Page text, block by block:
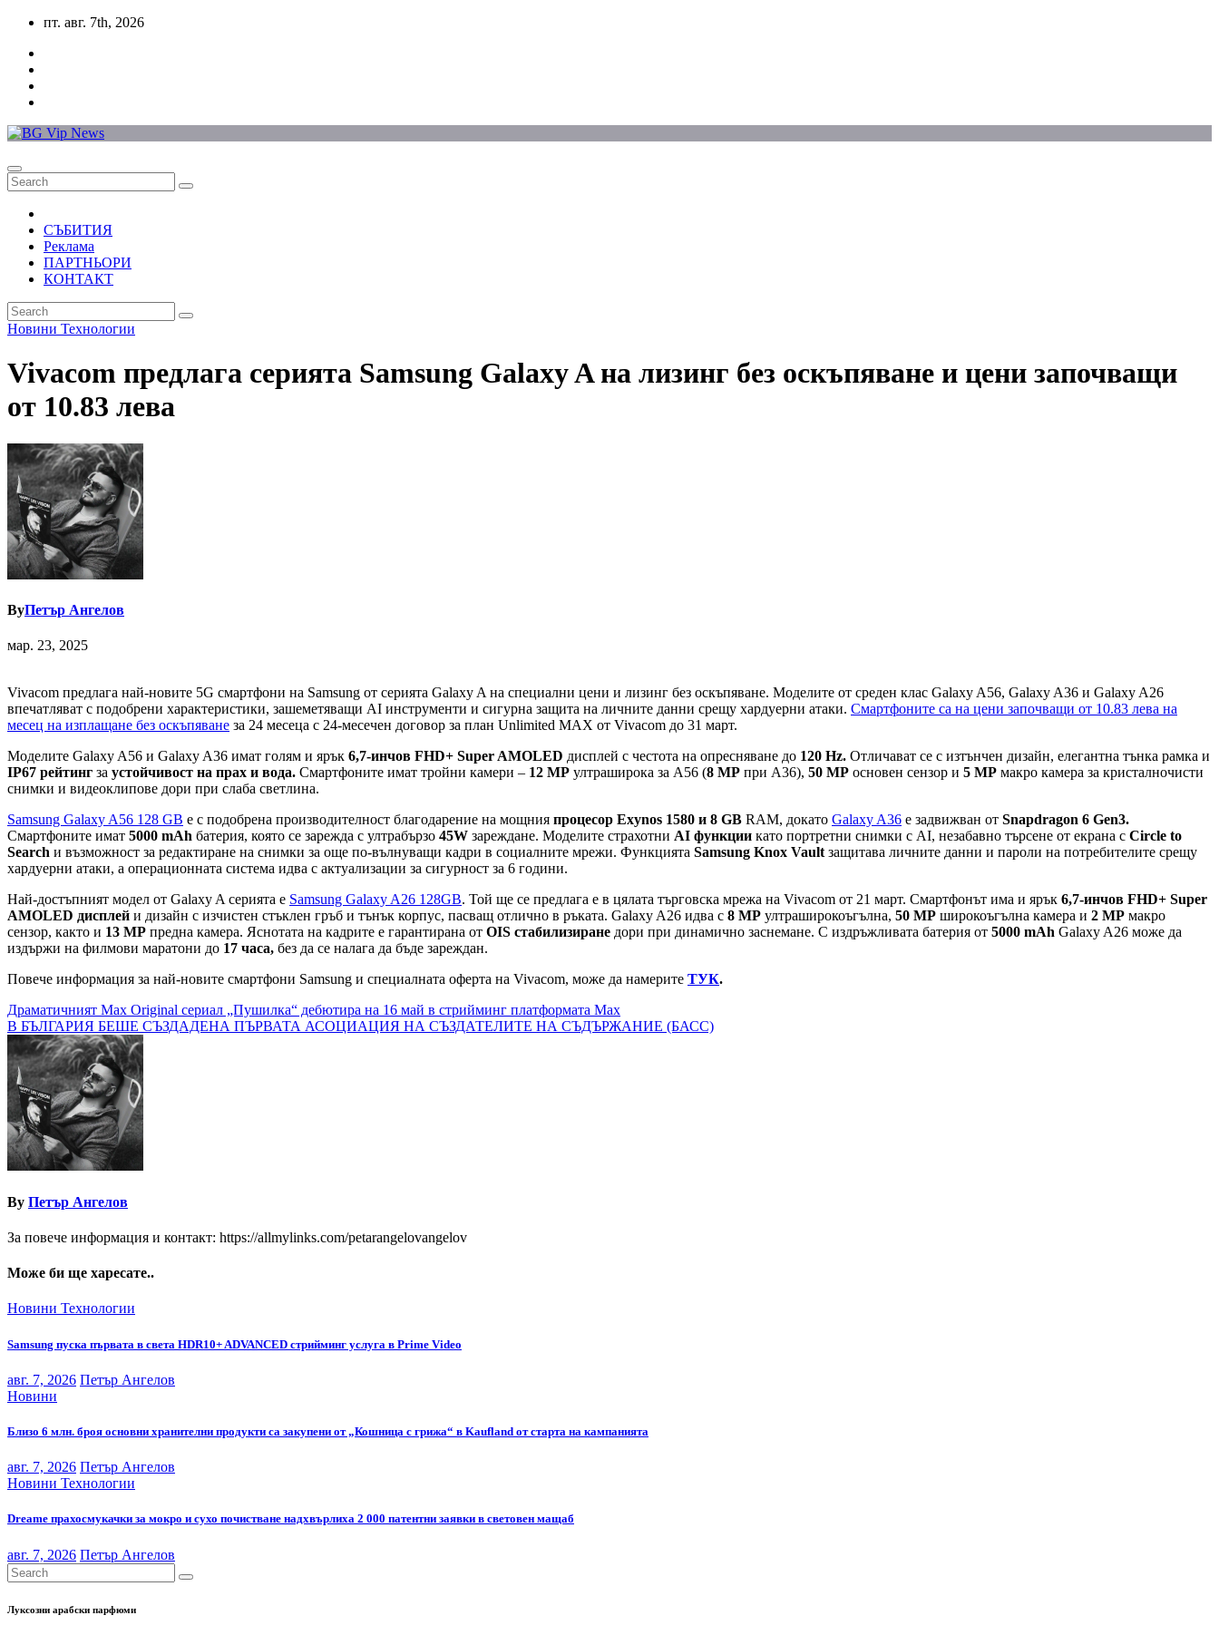
Skip
content
пт. авг. 7th, 2026
СЪБИТИЯ
Реклама
ПАРТНЬОРИ
КОНТАКТ
Новини Технологии
Vivacom предлага серията Samsung Galaxy A на лизинг без оскъпяване и цени започващи
от 10.83 лева
ByПетър Ангелов
мар. 23, 2025
Vivacom предлага най-новите 5G смартфони на Samsung от серията Galaxy A на специални цени и лизинг без оскъпяване. Моделите от среден клас Galaxy A56, Galaxy A36 и Galaxy A26
впечатляват с подобрени характеристики, зашеметяващи AI инструменти и сигурна защита на личните данни срещу хардуерни атаки. Смартфоните са на цени започващи от 10.83 лева на
месец на изплащане без оскъпяване за 24 месеца с 24-месечен договор за план Unlimited MAX от Vivacom до 31 март.
Моделите Galaxy A56 и Galaxy A36 имат голям и ярък 6,7-инчов FHD+ Super AMOLED дисплей с честота на опресняване до 120 Hz. Отличават се с изтънчен дизайн, елегантна тънка рамка и
IP67 рейтинг за устойчивост на прах и вода. Смартфоните имат тройни камери – 12 МР ултраширока за A56 (8 MP при A36), 50 МР основен сензор и 5 МР макро камера за кристалночисти
снимки и видеоклипове дори при слаба светлина.
Samsung Galaxy A56 128 GB е с подобрена производителност благодарение на мощния процесор Exynos 1580 и 8 GB RAM, докато Galaxy A36 е задвижван от Snapdragon 6 Gen3.
Смартфоните имат 5000 mAh батерия, която се зарежда с ултрабързо 45W зареждане. Моделите страхотни AI функции като портретни снимки с AI, незабавно търсене от екрана с Circle to
Search и възможност за редактиране на снимки за още по-вълнуващи кадри в социалните мрежи. Функцията Samsung Knox Vaultзащитава личните данни и пароли на потребителите срещу
хардуерни атаки, а операционната система идва с актуализации за сигурност за 6 години.
Най-достъпният модел от Galaxy A серията е Samsung Galaxy A26 128GB. Той ще се предлага е в цялата търговска мрежа на Vivacom от 21 март. Смартфонът има и ярък 6,7-инчов FHD+ Super
AMOLED дисплей и дизайн с изчистен стъклен гръб и тънък корпус, пасващ отлично в ръката. Galaxy A26 идва с 8 МР ултраширокоъгълна, 50 МР широкоъгълна камера и 2 МР макро
сензор, както и 13 МР предна камера. Яснотата на кадрите е гарантирана от OIS стабилизиране дори при динамично заснемане. С издръжливата батерия от 5000 mAh Galaxy A26 може да
издържи на филмови маратони до 17 часа, без да се налага да бъде зареждан.
Повече информация за най-новите смартфони Samsung и специалната оферта на Vivacom, може да намерите ТУК.
Навигация
Драматичният Max Original сериал „Пушилка“ дебютира на 16 май в стрийминг платформата Max
В БЪЛГАРИЯ БЕШЕ СЪЗДАДЕНА ПЪРВАТА АСОЦИАЦИЯ НА СЪЗДАТЕЛИТЕ НА СЪДЪРЖАНИЕ (БАСС)
By Петър Ангелов
За повече информация и контакт: https://allmylinks.com/petarangelovangelov
Може би ще харесате..
Новини Технологии
Samsung пуска първата в света HDR10+ ADVANCED стрийминг услуга в Prime Video
авг. 7, 2026 Петър Ангелов
Новини
Близо 6 млн. броя основни хранителни продукти са закупени от „Кошница с грижа“ в Kaufland от старта на кампанията
авг. 7, 2026 Петър Ангелов
Новини Технологии
Dreame прахосмукачки за мокро и сухо почистване надхвърлиха 2 000 патентни заявки в световен мащаб
авг. 7, 2026 Петър Ангелов
Луксозни арабски парфюми